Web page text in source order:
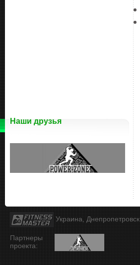
Наши друзья
Украина, Днепропетровск
Партнеры
проекта: